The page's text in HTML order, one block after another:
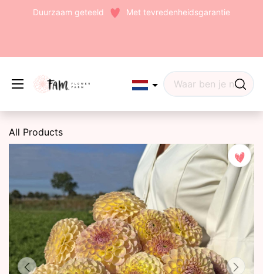
Duurzaam geteeld Met tevredenheidsgarantie
(242)
Edit widget
All Products